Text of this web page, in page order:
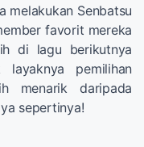
melakukan Senbatsu
favorit mereka
di lagu berikutnya
pemilihan
menarik daripada
sepertinya!